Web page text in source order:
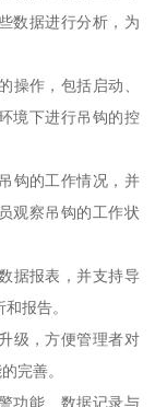
数据进行分析，为
操作，包括启动、
境下进行吊钩的控
钩的工作情况，并
观察吊钩的工作状
据报表，并支持导
报告。
级，方便管理者对
完善。
功能、数据记录与